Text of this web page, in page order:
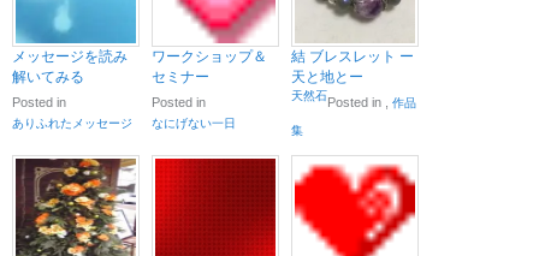
メッセージを読み
解いてみる
Posted in
ありふれたメッセージ
ワークショップ＆
セミナー
Posted in
なにげない一日
結 ブレスレット ー
天と地とー
Posted in
天然石
作品
集